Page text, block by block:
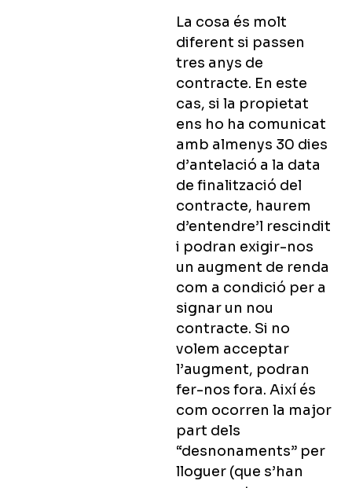
La cosa és molt
diferent si passen
tres anys de
contracte. En este
cas, si la propietat
ens ho ha comunicat
amb almenys 30 dies
d’antelació a la data
de finalització del
contracte, haurem
d’entendre’l rescindit
i podran exigir-nos
un augment de renda
com a condició per a
signar un nou
contracte. Si no
volem acceptar
l’augment, podran
fer-nos fora. Així és
com ocorren la major
part dels
“desnonaments” per
lloguer (que s’han